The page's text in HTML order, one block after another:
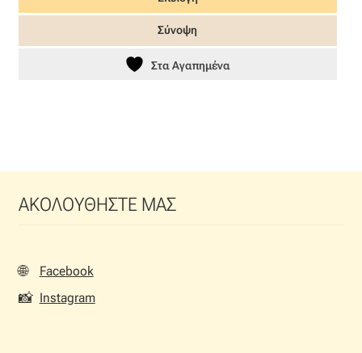
through
το
να
σελίδα
του
προϊόντος
Σύνοψη
Στα Αγαπημένα
ΑΚΟΛΟΥΘΗΣΤΕ ΜΑΣ
🌐 Facebook
📸 Instagram